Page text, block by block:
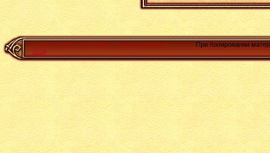
© ВСЕ ПРАВА ЗАЩЕЩЕНЫ Copyright MyCorp ©
2026
При Копировании